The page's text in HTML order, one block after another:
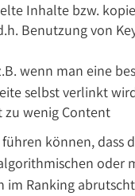
Inhalte bzw.
Benutzung von
wenn man eine
selbst verlinkt
zu wenig Content
können, dass
oder
Ranking